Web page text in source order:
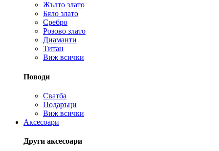
Жълто злато
Бяло злато
Сребро
Розово злато
Диаманти
Титан
Виж всички
Поводи
Сватба
Подаръци
Виж всички
Аксесоари
Други аксесоари